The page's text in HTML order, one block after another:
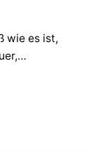
wie es ist,